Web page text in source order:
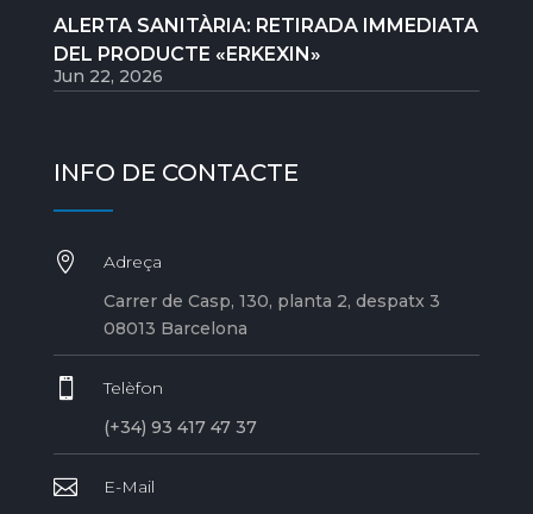
ALERTA SANITÀRIA: RETIRADA IMMEDIATA
DEL PRODUCTE «ERKEXIN»
Jun 22, 2026
INFO DE CONTACTE

Adreça
Carrer de Casp, 130, planta 2, despatx 3
08013 Barcelona

Telèfon
(+34) 93 417 47 37

E-Mail